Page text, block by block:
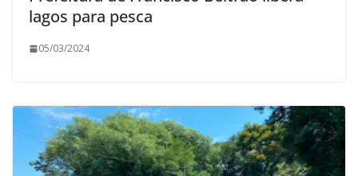
lagos para pesca
05/03/2024